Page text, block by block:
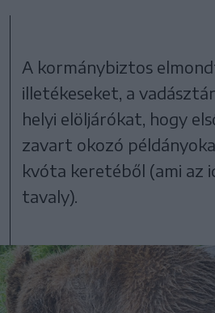
A kormánybiztos
illetékeseket, a
helyi elöljárókat, hogy
zavart okozó
kvóta keretéből (ami az
tavaly).